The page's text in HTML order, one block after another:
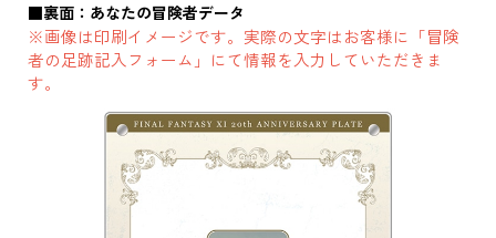
■裏面：あなたの冒険者データ
※画像は印刷イメージです。実際の文字はお客様に「冒険
者の足跡記入フォーム」にて情報を入力していただきま
す。